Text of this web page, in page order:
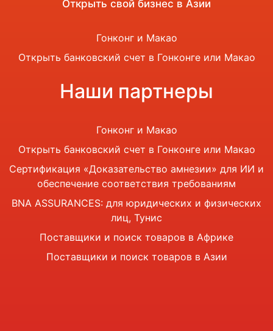
Открыть свой бизнес в Азии
Гонконг и Макао
Открыть банковский счет в Гонконге или Макао
Наши партнеры
Гонконг и Макао
Открыть банковский счет в Гонконге или Макао
Сертификация «Доказательство амнезии» для ИИ и
обеспечение соответствия требованиям
BNA ASSURANCES: для юридических и физических
лиц, Тунис
Поставщики и поиск товаров в Африке
Поставщики и поиск товаров в Азии